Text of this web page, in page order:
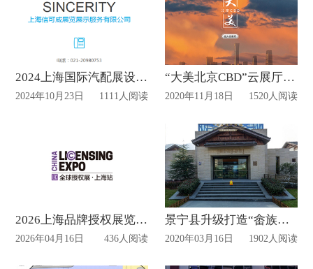
2024上海国际汽配展设计布置时间
2024年10月23日 1111人阅读
“大美北京CBD”云展厅上线
2020年11月18日 1520人阅读
2026上海品牌授权展览会布置
2026年04月16日 436人阅读
景宁县升级打造“畲族博物馆网上展厅”
2020年03月16日 1902人阅读